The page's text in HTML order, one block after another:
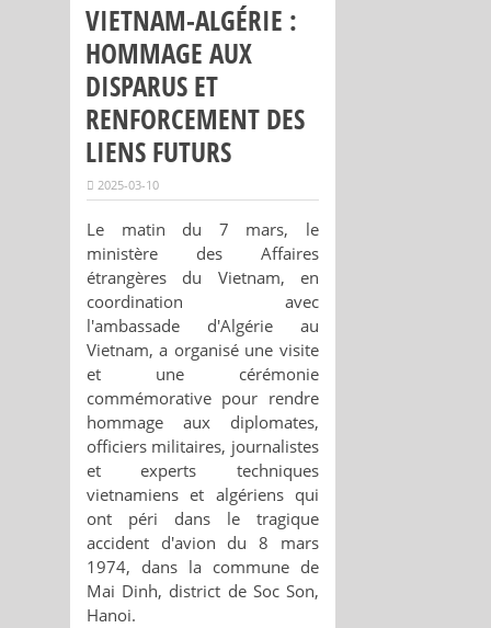
VIETNAM-ALGÉRIE :
HOMMAGE AUX
DISPARUS ET
RENFORCEMENT DES
LIENS FUTURS
2025-03-10
Le matin du 7 mars, le
ministère des Affaires
étrangères du Vietnam, en
coordination avec
l'ambassade d'Algérie au
Vietnam, a organisé une visite
et une cérémonie
commémorative pour rendre
hommage aux diplomates,
officiers militaires, journalistes
et experts techniques
vietnamiens et algériens qui
ont péri dans le tragique
accident d'avion du 8 mars
1974, dans la commune de
Mai Dinh, district de Soc Son,
Hanoi.